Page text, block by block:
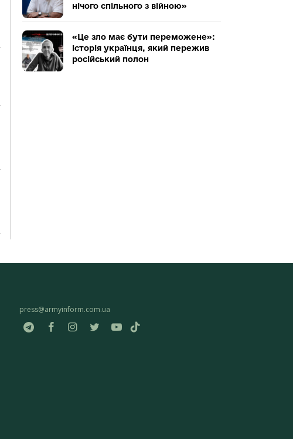
нічого спільного з війною»
«Це зло має бути переможене»:
історія українця, який пережив
російський полон
press@armyinform.com.ua